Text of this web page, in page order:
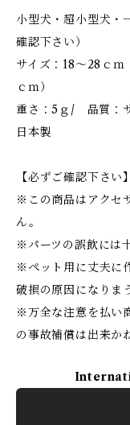
小型犬・超小型犬・
確認下さい）
サイズ：18～28ｃ
ｃｍ）
重さ：5ｇ/ 品質：
日本製
【必ずご確認下さい】
※この商品はアクセ
ん。
※パーツの誤飲には
※ペット用に丈夫に
破損の原因になりま
※万全な注意を払い
の事故補償は出来か